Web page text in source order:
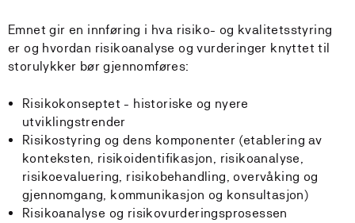
Emnet gir en innføring i hva risiko- og kvalitetsstyring
er og hvordan risikoanalyse og vurderinger knyttet til
storulykker bør gjennomføres:
Risikokonseptet - historiske og nyere
utviklingstrender
Risikostyring og dens komponenter (etablering av
konteksten, risikoidentifikasjon, risikoanalyse,
risikoevaluering, risikobehandling, overvåking og
gjennomgang, kommunikasjon og konsultasjon)
Risikoanalyse og risikovurderingsprosessen